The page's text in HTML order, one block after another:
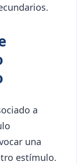
a
una
estímulo.